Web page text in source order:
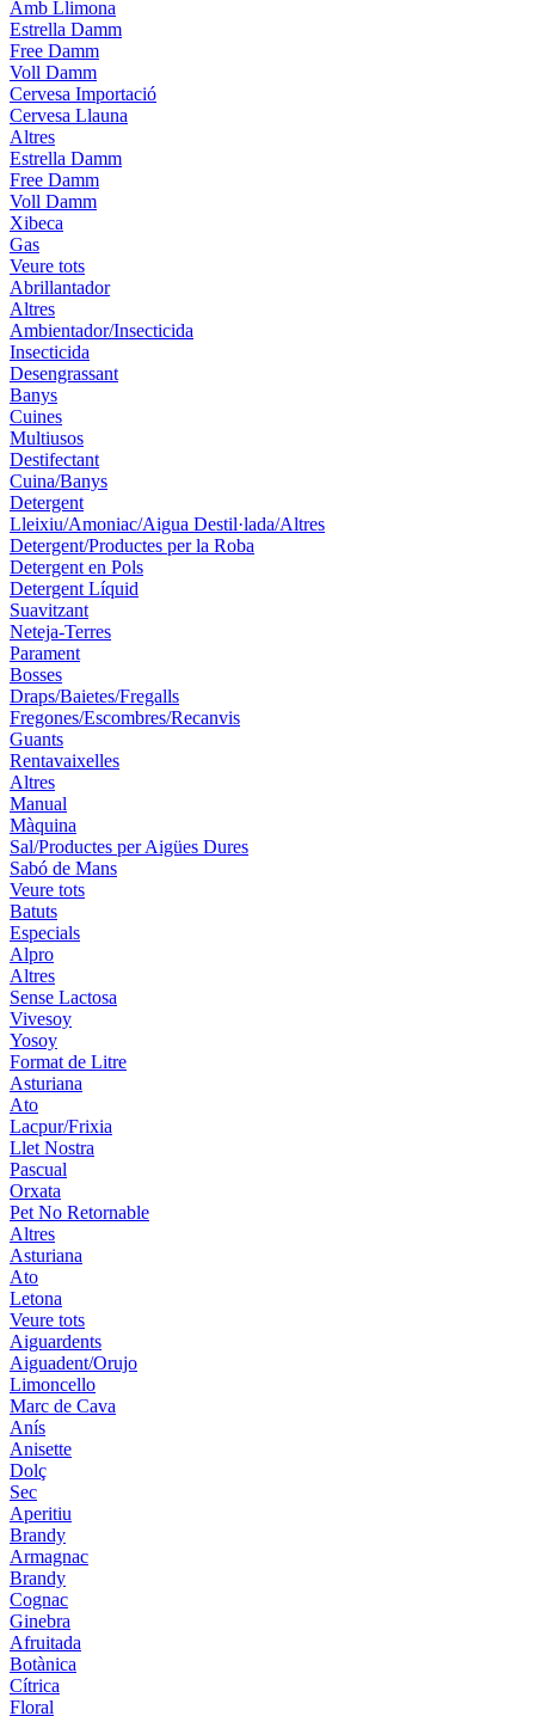
Amb Llimona
Estrella Damm
Free Damm
Voll Damm
Cervesa Importació
Cervesa Llauna
Altres
Estrella Damm
Free Damm
Voll Damm
Xibeca
Gas
Veure tots
Abrillantador
Altres
Ambientador/Insecticida
Insecticida
Desengrassant
Banys
Cuines
Multiusos
Destifectant
Cuina/Banys
Detergent
Lleixiu/Amoniac/Aigua Destil·lada/Altres
Detergent/Productes per la Roba
Detergent en Pols
Detergent Líquid
Suavitzant
Neteja-Terres
Parament
Bosses
Draps/Baietes/Fregalls
Fregones/Escombres/Recanvis
Guants
Rentavaixelles
Altres
Manual
Màquina
Sal/Productes per Aigües Dures
Sabó de Mans
Veure tots
Batuts
Especials
Alpro
Altres
Sense Lactosa
Vivesoy
Yosoy
Format de Litre
Asturiana
Ato
Lacpur/Frixia
Llet Nostra
Pascual
Orxata
Pet No Retornable
Altres
Asturiana
Ato
Letona
Veure tots
Aiguardents
Aiguadent/Orujo
Limoncello
Marc de Cava
Anís
Anisette
Dolç
Sec
Aperitiu
Brandy
Armagnac
Brandy
Cognac
Ginebra
Afruitada
Botànica
Cítrica
Floral